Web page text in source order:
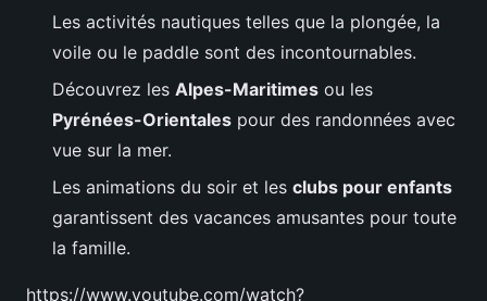
Les activités nautiques telles que la plongée, la
voile ou le paddle sont des incontournables.
Découvrez les Alpes-Maritimes ou les
Pyrénées-Orientales pour des randonnées avec
vue sur la mer.
Les animations du soir et les clubs pour enfants
garantissent des vacances amusantes pour toute
la famille.
https://www.youtube.com/watch?